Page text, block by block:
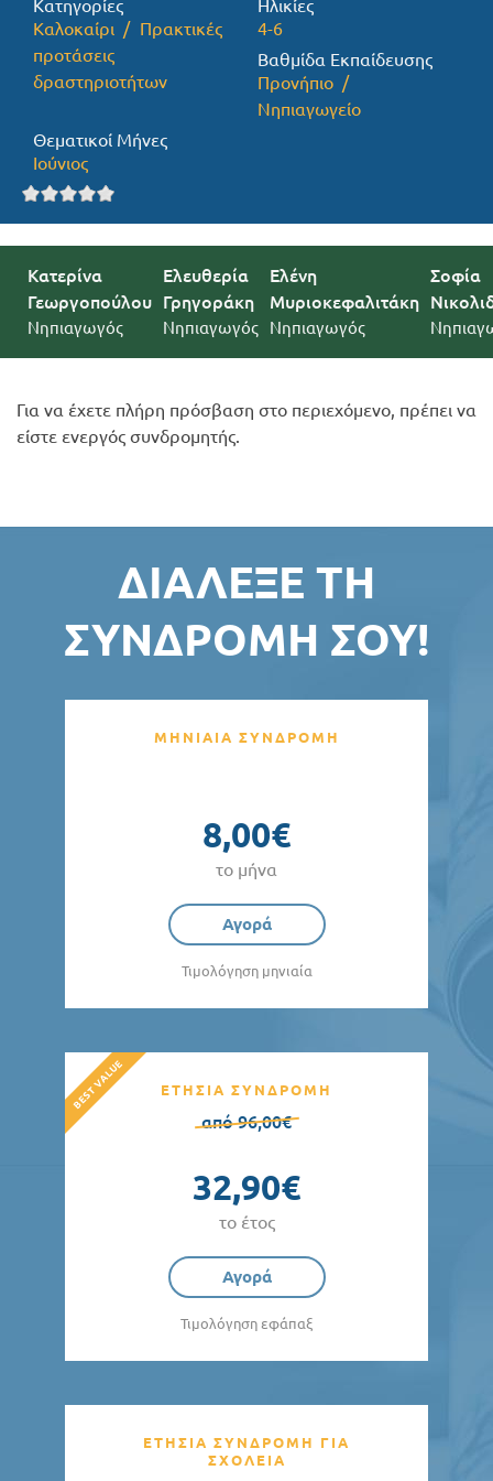
Προσφορές
Κατηγορίες
Καλοκαίρι
Πρακτικές
προτάσεις
δραστηριοτήτων
Ηλικίες
4-6
Βαθμίδα Εκπαίδευσης
Προνήπιο
Νηπιαγωγείο
Θεματικοί Μήνες
Ιούνιος
Κατερίνα
Γεωργοπούλου
Νηπιαγωγός
Ελευθερία
Γρηγοράκη
Νηπιαγωγός
Ελένη
Μυριοκεφαλιτάκη
Νηπιαγωγός
Σοφία
Για να έχετε πλήρη πρόσβαση στο περιεχόμενο, πρέπει να
είστε ενεργός συνδρομητής.
ΔΙΆΛΕΞΕ ΤΗ
ΣΥΝΔΡΟΜΉ ΣΟΥ!
ΜΗΝΙΑΙΑ ΣΥΝΔΡΟΜΗ
8,00€
το μήνα
Αγορά
Τιμολόγηση μηνιαία
ΕΤΗΣΙΑ ΣΥΝΔΡΟΜΗ
από 96,00€
32,90€
το έτος
Αγορά
Τιμολόγηση εφάπαξ
ΕΤΗΣΙΑ ΣΥΝΔΡΟΜΗ ΓΙΑ
ΣΧΟΛΕΙΑ